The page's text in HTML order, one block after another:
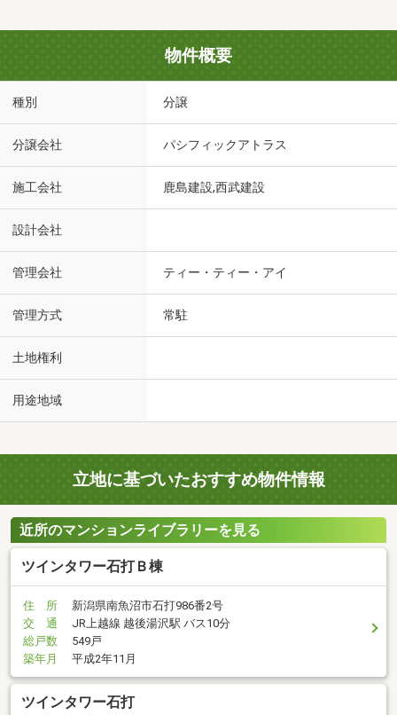
物件概要
種別 分譲
分譲会社 パシフィックアトラス
施工会社 鹿島建設,西武建設
設計会社
管理会社 ティー・ティー・アイ
管理方式 常駐
土地権利
用途地域
立地に基づいたおすすめ物件情報
近所のマンションライブラリーを見る
ツインタワー石打Ｂ棟
住 所
新潟県南魚沼市石打986番2号
交 通
JR上越線 越後湯沢駅 バス10分
総戸数
549戸
築年月
平成2年11月
ツインタワー石打